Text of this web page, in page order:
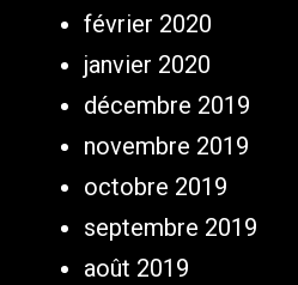
février 2020
janvier 2020
décembre 2019
novembre 2019
octobre 2019
septembre 2019
août 2019